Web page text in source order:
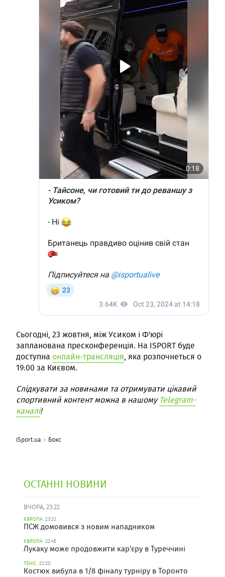
Сьогодні, 23 жовтня, між Усиком і Ф'юрі
запланована пресконференція. На ISPORT буде
доступна онлайн-трансляція, яка розпочнеться о
19:00 за Києвом.
Слідкувати за новинами та отримувати цікавий
спортивний контент можна в нашомуTelegram-
каналі!
iSport.ua Бокс
ОСТАННІ НОВИНИ
ВЧОРА, 23:22
ЄВРОПА 23:22
ПСЖ домовився з новим нападником
ЄВРОПА 22:45
Лукаку може продовжити кар'єру в Туреччині
ТЕНІС 22:20
Костюк вибула в 1/8 фіналу турніру в Торонто